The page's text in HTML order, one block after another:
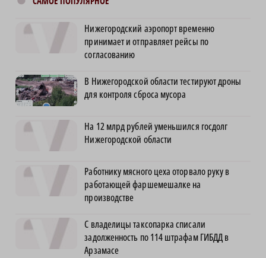
Нижегородский аэропорт временно
принимает и отправляет рейсы по
согласованию
В Нижегородской области тестируют дроны
для контроля сброса мусора
На 12 млрд рублей уменьшился госдолг
Нижегородской области
Работнику мясного цеха оторвало руку в
работающей фаршемешалке на
производстве
С владелицы таксопарка списали
задолженность по 114 штрафам ГИБДД в
Арзамасе